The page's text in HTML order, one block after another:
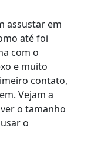
assustar em
até foi
com o
e muito
contato,
Vejam a
o tamanho
o